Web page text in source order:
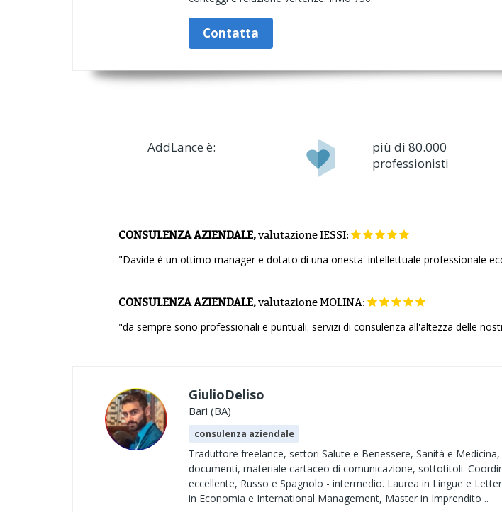
Contatta
AddLance è:
più di 80.000
professionisti
CONSULENZA AZIENDALE,valutazioneIESSI:
"Davide è un ottimo manager e dotato di una onesta' intellettuale professionale
CONSULENZA AZIENDALE,valutazioneMOLINA:
"da sempre sono professionali e puntuali. servizi di consulenza all'altezza delle
GiulioDeliso
Bari (BA)
consulenza aziendale
Traduttore freelance, settori Salute e Benessere, Sanità e
documenti, materiale cartaceo di comunicazione, sottotitoli.
eccellente, Russo e Spagnolo - intermedio. Laurea in Lingue e
in Economia e International Management, Master in Imprendito ..